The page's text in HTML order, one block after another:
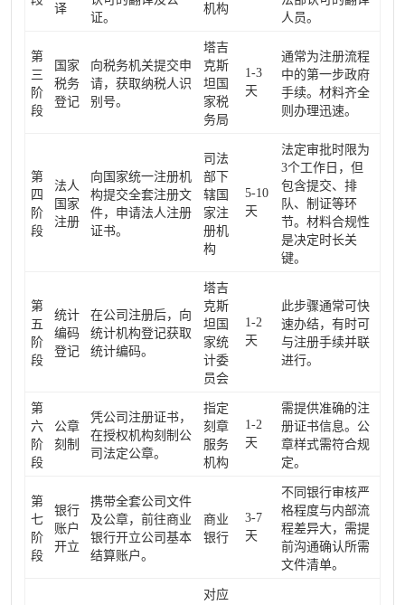
译
证。
机构
人员。
第
三
阶
段
国家
税务
登记
向税务机关提交申
请，获取纳税人识
别号。
塔吉
克斯
坦国
家税
务局
1-3
天
通常为注册流程
中的第一步政府
手续。材料齐全
则办理迅速。
第
四
阶
段
法人
国家
注册
向国家统一注册机
构提交全套注册文
件，申请法人注册
证书。
司法
部下
辖国
家注
册机
构
5-10
天
法定审批时限为
3个工作日，但
包含提交、排
队、制证等环
节。材料合规性
是决定时长关
键。
第
五
阶
段
统计
编码
登记
在公司注册后，向
统计机构登记获取
统计编码。
塔吉
克斯
坦国
家统
计委
员会
1-2
天
此步骤通常可快
速办结，有时可
与注册手续并联
进行。
第
六
阶
段
公章
刻制
凭公司注册证书，
在授权机构刻制公
司法定公章。
指定
刻章
服务
机构
1-2
天
需提供准确的注
册证书信息。公
章样式需符合规
定。
第
七
阶
段
银行
账户
开立
携带全套公司文件
及公章，前往商业
银行开立公司基本
结算账户。
商业
银行
3-7
天
不同银行审核严
格程度与内部流
程差异大，需提
前沟通确认所需
文件清单。
对应